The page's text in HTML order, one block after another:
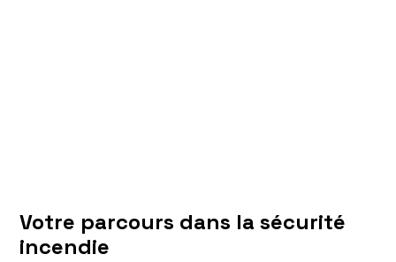
Votre parcours dans la sécurité
incendie